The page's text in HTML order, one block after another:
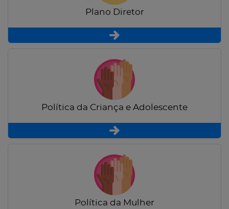
Plano Diretor
Política da Criança e Adolescente
Política da Mulher